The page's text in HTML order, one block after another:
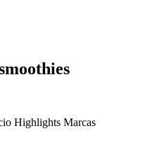
Highlights Marcas